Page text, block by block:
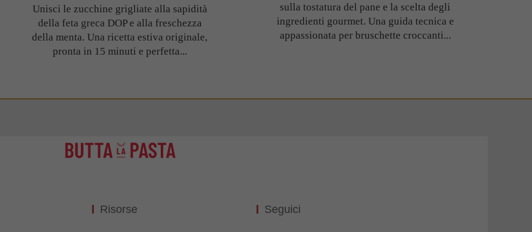
Unisci le zucchine grigliate alla sapidità
della feta greca DOP e alla freschezza
della menta. Una ricetta estiva originale,
pronta in 15 minuti e perfetta...
sulla tostatura del pane e la scelta degli
ingredienti gourmet. Una guida tecnica e
appassionata per bruschette croccanti...
Risorse Seguici